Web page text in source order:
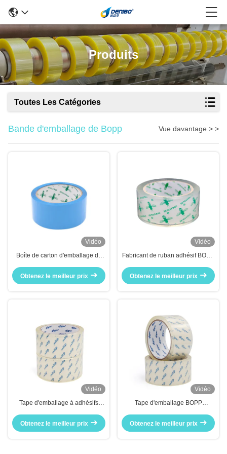
Produits
Toutes Les Catégories
Bande d'emballage de Bopp Vue davantage > >
Vidéo
Boîte de carton d'emballage de
Obtenez le meilleur prix
Vidéo
Fabricant de ruban adhésif BOPP
Obtenez le meilleur prix
Vidéo
Tape d'emballage à adhésifs
l'étanchéité et le masquage du
carton
Obtenez le meilleur prix
Vidéo
Tape d'emballage BOPP
résistante à la chaleur pour
l'étanchéité et le masquage des
Obtenez le meilleur prix